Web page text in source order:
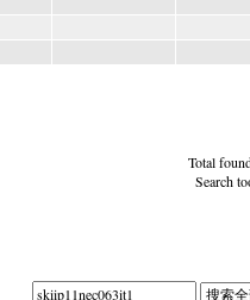
Total
Search